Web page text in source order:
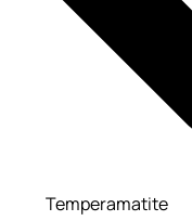
Temperamatite